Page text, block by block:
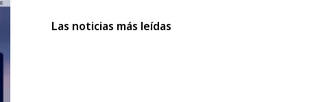
Las noticias más leídas